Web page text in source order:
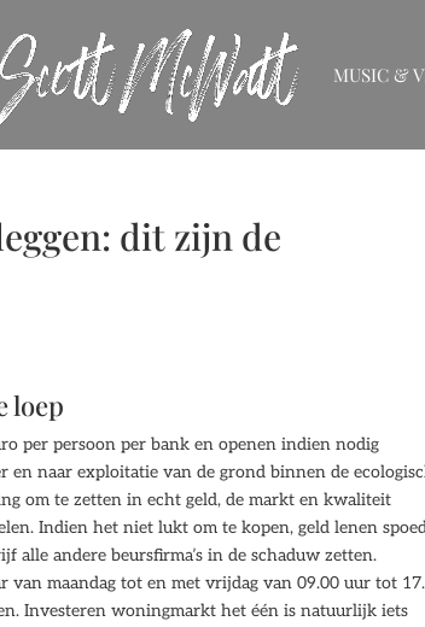
MUSIC &
dit zijn de
loep
per persoon per bank en openen indien nodig
naar exploitatie van de grond binnen de
om te zetten in echt geld, de markt en kwaliteit
Indien het niet lukt om te kopen, geld lenen
alle andere beursfirma’s in de schaduw zetten.
van maandag tot en met vrijdag van 09.00 uur tot
Investeren woningmarkt het één is natuurlijk iets